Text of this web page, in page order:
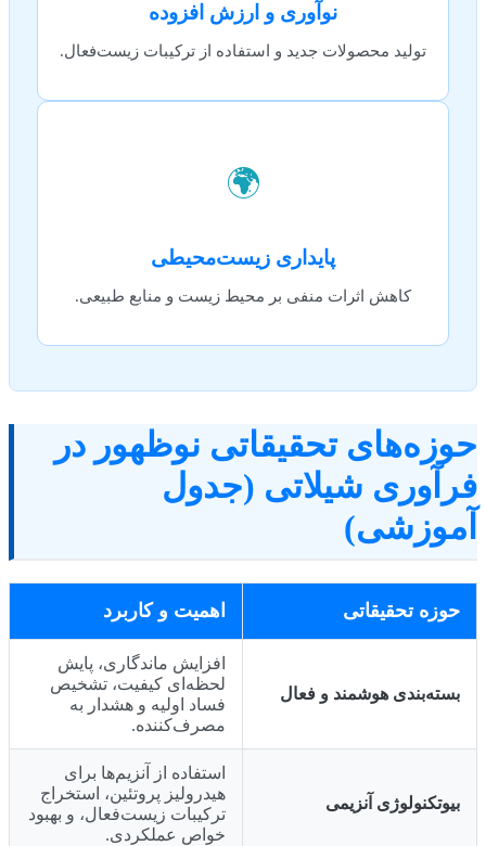
نوآوری و ارزش افزوده
تولید محصولات جدید و استفاده از ترکیبات زیست‌فعال.
🌍
پایداری زیست‌محیطی
کاهش اثرات منفی بر محیط زیست و منابع طبیعی.
حوزه‌های تحقیقاتی نوظهور در
فرآوری شیلاتی (جدول
آموزشی)
حوزه تحقیقاتی اهمیت و کاربرد
بسته‌بندی هوشمند و فعال
افزایش ماندگاری، پایش
لحظه‌ای کیفیت، تشخیص
فساد اولیه و هشدار به
مصرف‌کننده.
بیوتکنولوژی آنزیمی
استفاده از آنزیم‌ها برای
هیدرولیز پروتئین، استخراج
ترکیبات زیست‌فعال، و بهبود
خواص عملکردی.